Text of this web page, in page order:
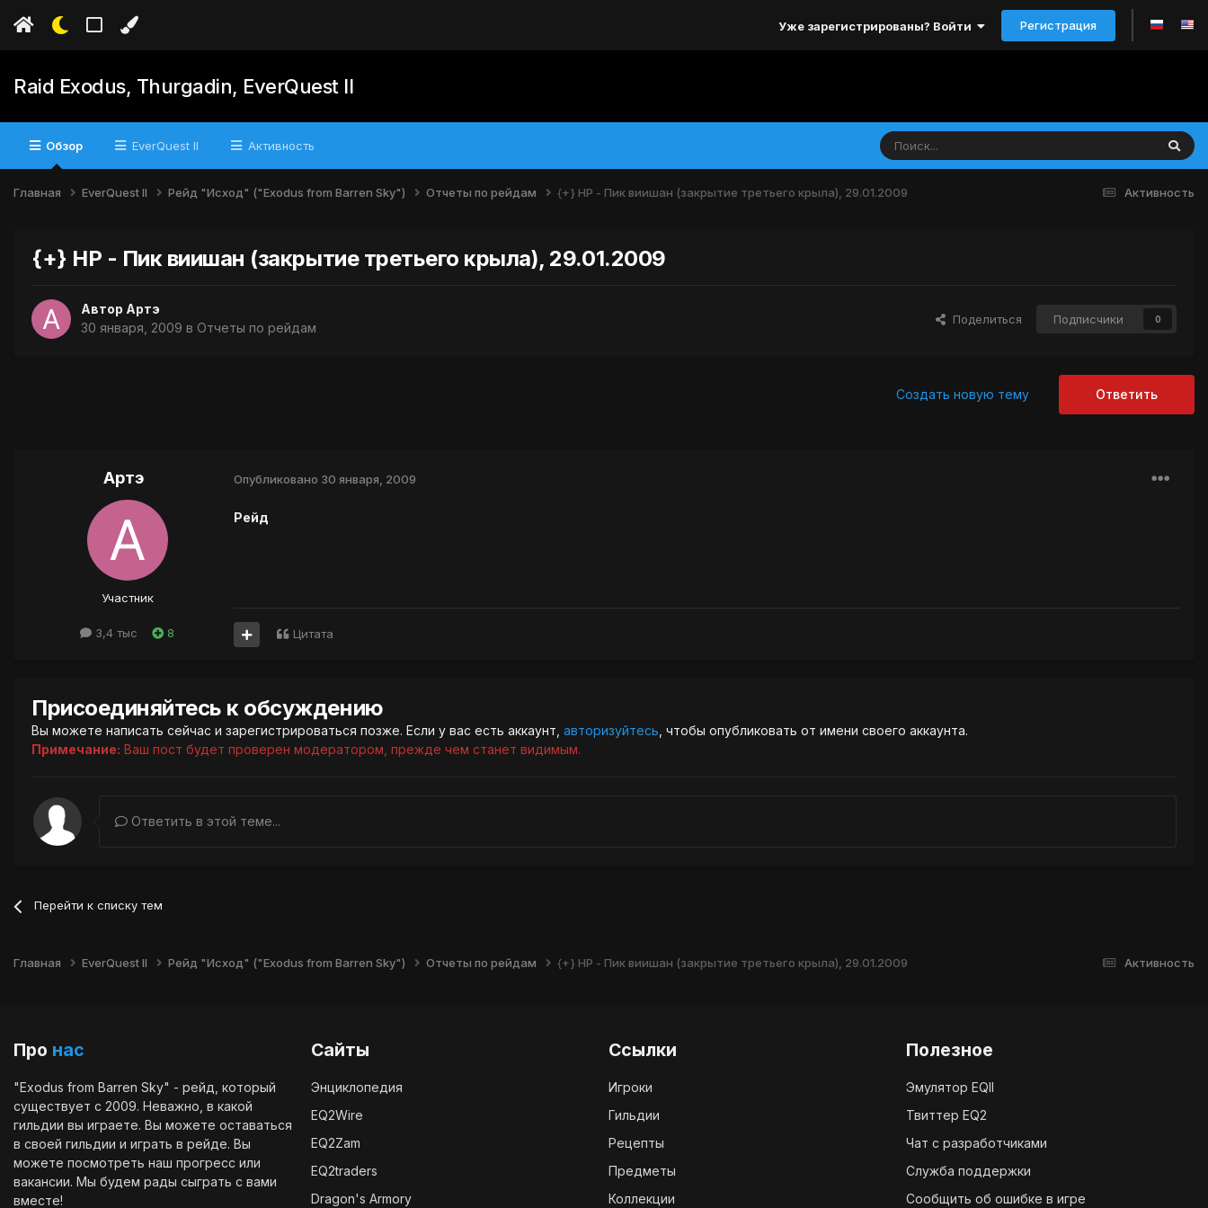
Уже зарегистрированы? Войти Регистрация
Raid Exodus, Thurgadin, EverQuest II
Обзор EverQuest II Активность
Активность
Главная EverQuest II Рейд "Исход" ("Exodus from Barren Sky") Отчеты по рейдам {+} НР - Пик виишан (закрытие третьего крыла), 29.01.2009
{+} НР - Пик виишан (закрытие третьего крыла), 29.01.2009
Автор Артэ
30 января, 2009 в Отчеты по рейдам
Поделиться Подписчики 0
Ответить
Создать новую тему
Артэ
Участник
3,4 тыс 8
Опубликовано 30 января, 2009
Рейд
Цитата
Присоединяйтесь к обсуждению
Вы можете написать сейчас и зарегистрироваться позже. Если у вас есть аккаунт, авторизуйтесь , чтобы опубликовать от имени своего аккаунта.
Примечание: Ваш пост будет проверен модератором, прежде чем станет видимым.
Ответить в этой теме...
Перейти к списку тем
Активность
Главная EverQuest II Рейд "Исход" ("Exodus from Barren Sky") Отчеты по рейдам {+} НР - Пик виишан (закрытие третьего крыла), 29.01.2009
Про нас
"Exodus from Barren Sky" - рейд, который
существует с 2009. Неважно, в какой
гильдии вы играете. Вы можете оставаться
в своей гильдии и играть в рейде. Вы
можете посмотреть наш прогресс или
вакансии. Мы будем рады сыграть с вами
вместе!
Сайты
Энциклопедия
EQ2Wire
EQ2Zam
EQ2traders
Dragon's Armory
Ссылки
Игроки
Гильдии
Рецепты
Предметы
Коллекции
Полезное
Эмулятор EQII
Твиттер EQ2
Чат с разработчиками
Служба поддержки
Сообщить об ошибке в игре